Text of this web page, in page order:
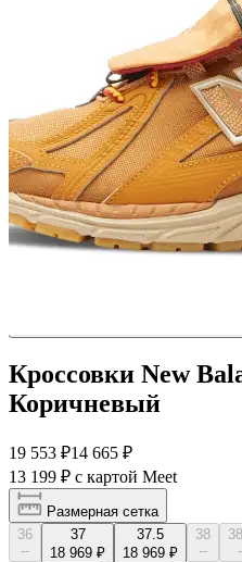
Кроссовки New
Коричневый
19 553 ₽14 665 ₽
13 199 ₽ с картой Meet
Размерная сетка
36
--
37
18 969 ₽
37.5
18 969 ₽
38
--